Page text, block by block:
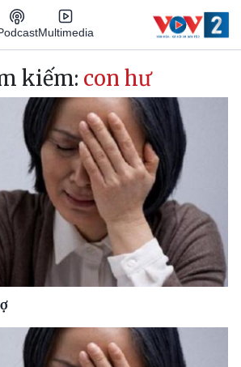
Multimedia
kiếm: con hư